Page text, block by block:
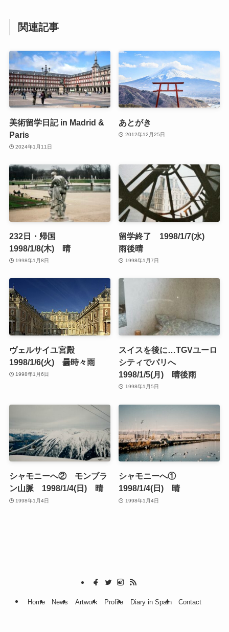
関連記事
美術留学日記 in Madrid &
Paris
2024年1月11日
あとがき
2012年12月25日
232日・帰国
1998/1/8(木) 晴
1998年1月8日
留学終了 1998/1/7(水)
雨後晴
1998年1月7日
ヴェルサイユ宮殿
1998/1/6(火) 曇時々雨
1998年1月6日
スイスを後に…TGVユーロ
シティでパリへ
1998/1/5(月) 晴後雨
1998年1月5日
シャモニーへ② モンブラ
ン山脈 1998/1/4(日) 晴
1998年1月4日
シャモニーへ①
1998/1/4(日) 晴
1998年1月4日
Home News Artwork Profile Diary in Spain Contact